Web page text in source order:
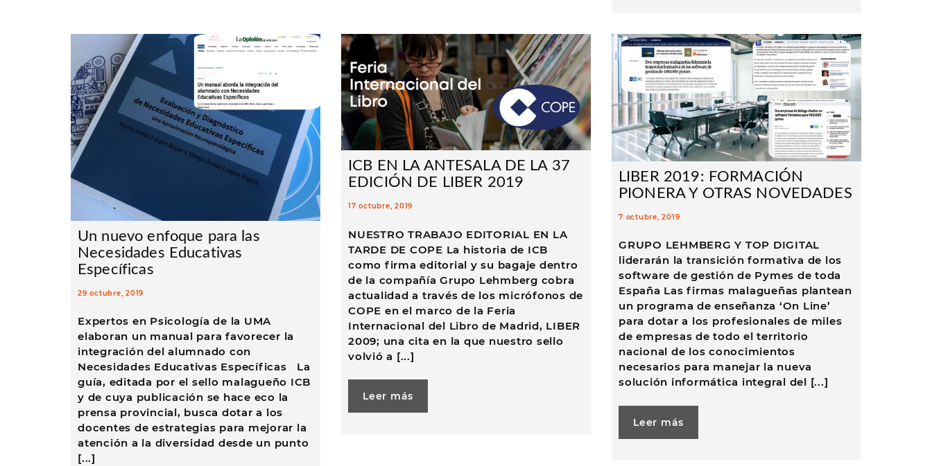
Un nuevo enfoque para las
Necesidades Educativas
Específicas
29 octubre, 2019
Expertos en Psicología de la UMA
elaboran un manual para favorecer la
integración del alumnado con
Necesidades Educativas Específicas La
guía, editada por el sello malagueño ICB
y de cuya publicación se hace eco la
prensa provincial, busca dotar a los
docentes de estrategias para mejorar la
atención a la diversidad desde un punto
[...]
ICB EN LA ANTESALA DE LA 37
EDICIÓN DE LIBER 2019
17 octubre, 2019
NUESTRO TRABAJO EDITORIAL EN LA
TARDE DE COPE La historia de ICB
como firma editorial y su bagaje dentro
de la compañía Grupo Lehmberg cobra
actualidad a través de los micrófonos de
COPE en el marco de la Feria
Internacional del Libro de Madrid, LIBER
2009; una cita en la que nuestro sello
volvió a [...]
Leer más
LIBER 2019: FORMACIÓN
PIONERA Y OTRAS NOVEDADES
7 octubre, 2019
GRUPO LEHMBERG Y TOP DIGITAL
liderarán la transición formativa de los
software de gestión de Pymes de toda
España Las firmas malagueñas plantean
un programa de enseñanza ‘On Line’
para dotar a los profesionales de miles
de empresas de todo el territorio
nacional de los conocimientos
necesarios para manejar la nueva
solución informática integral del [...]
Leer más